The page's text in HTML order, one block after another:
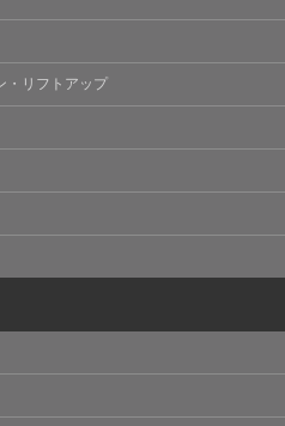
出により個人情報に関する
用停止その他お問い合わせ
します。
】
ネット閲覧を行う際、又は
機能です。
び類似技術を使用して収集
善や、WEBサイトを通じて
善のため、Cookieを使用す
ブラウザによりCookieを無
場合がありますのでご留意
・リフトアップ